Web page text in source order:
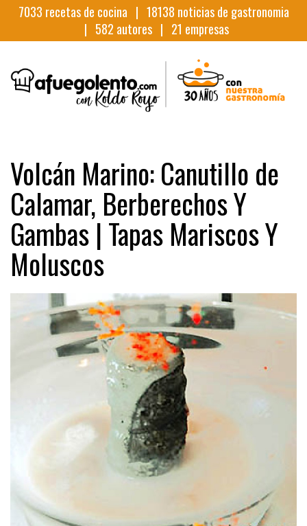
7033 recetas de cocina | 18138 noticias de gastronomia
| 582 autores | 21 empresas
Volcán Marino: Canutillo de
Calamar, Berberechos Y
Gambas | Tapas Mariscos Y
Moluscos